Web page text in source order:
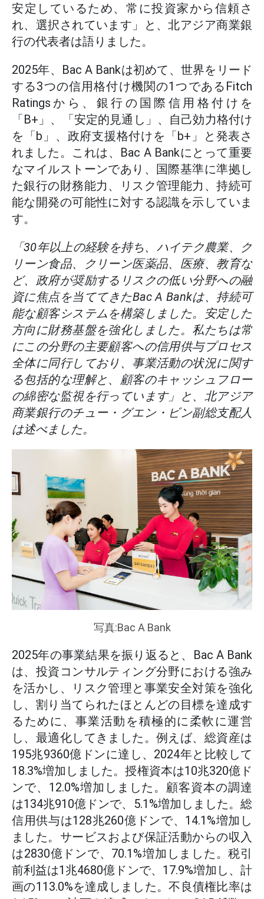
安定しているため、常に投資家から信頼さ
れ、選択されています」と、北アジア商業銀
行の代表者は語りました。
2025年、Bac A Bankは初めて、世界をリード
する3つの信用格付け機関の1つであるFitch
Ratingsから、銀行の国際信用格付けを
「B+」、「安定的見通し」、自己効力格付け
を「b」、政府支援格付けを「b+」と発表さ
れました。これは、Bac A Bankにとって重要
なマイルストーンであり、国際基準に準拠し
た銀行の財務能力、リスク管理能力、持続可
能な開発の可能性に対する認識を示していま
す。
「30年以上の経験を持ち、ハイテク農業、ク
リーン食品、クリーン医薬品、医療、教育な
ど、政府が奨励するリスクの低い分野への融
資に焦点を当ててきたBac A Bankは、持続可
能な顧客システムを構築しました。安定した
方向に財務基盤を強化しました。私たちは常
にこの分野の主要顧客への信用供与プロセス
全体に同行しており、事業活動の状況に関す
る包括的な理解と、顧客のキャッシュフロー
の綿密な監視を行っています」と、北アジア
商業銀行のチュー・グエン・ビン副総支配人
は述べました。
写真:Bac A Bank
2025年の事業結果を振り返ると、Bac A Bank
は、投資コンサルティング分野における強み
を活かし、リスク管理と事業安全対策を強化
し、割り当てられたほとんどの目標を達成す
るために、事業活動を積極的に柔軟に運営
し、最適化してきました。例えば、総資産は
195兆9360億ドンに達し、2024年と比較して
18.3%増加しました。授権資本は10兆320億ド
ンで、12.0%増加しました。顧客資本の調達
は134兆910億ドンで、5.1%増加しました。総
信用供与は128兆260億ドンで、14.1%増加し
ました。サービスおよび保証活動からの収入
は2830億ドンで、70.1%増加しました。税引
前利益は1兆4680億ドンで、17.9%増加し、計
画の113.0%を達成しました。不良債権比率は